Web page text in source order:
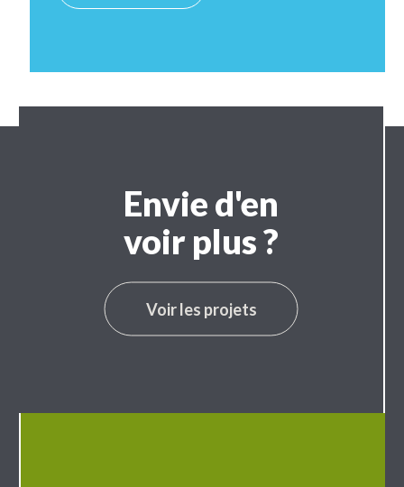
Envie d'en
voir plus ?
Voir les projets